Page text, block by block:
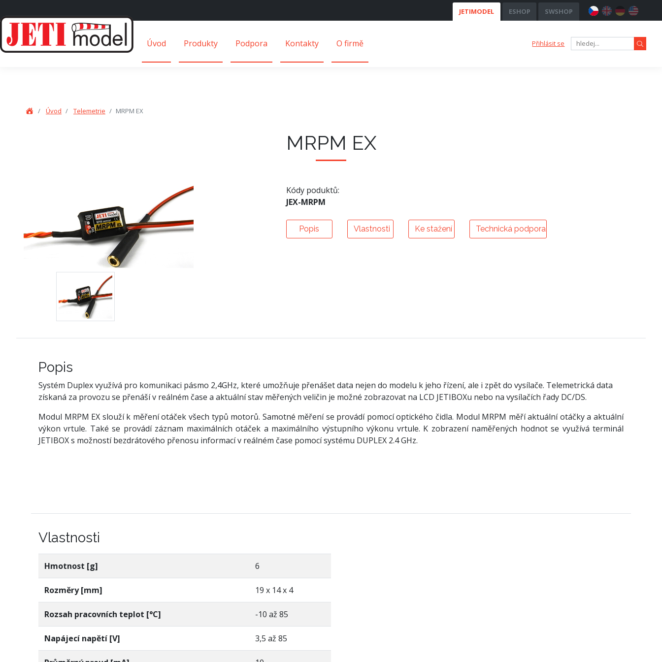
JETIMODEL ESHOP SWSHOP
Úvod Produkty Podpora Kontakty O firmě Přihlásit se
Úvod Telemetrie MRPM EX
MRPM EX
Kódy poduktů:
JEX-MRPM
Popis Vlastnosti Ke stažení Technická podpora
Popis
Systém Duplex využívá pro komunikaci pásmo 2,4GHz, které umožňuje přenášet data nejen do modelu k jeho řízení, ale i zpět do vysílače. Telemetrická data
získaná za provozu se přenáší v reálném čase a aktuální stav měřených veličin je možné zobrazovat na LCD JETIBOXu nebo na vysílačích řady DC/DS.
Modul MRPM EX slouží k měření otáček všech typů motorů. Samotné měření se provádí pomocí optického čidla. Modul MRPM měří aktuální otáčky a aktuální
výkon vrtule. Také se provádí záznam maximálních otáček a maximálního výstupního výkonu vrtule. K zobrazení naměřených hodnot se využívá terminál
JETIBOX s možností bezdrátového přenosu informací v reálném čase pomocí systému DUPLEX 2.4 GHz.
Vlastnosti
Hmotnost [g] 6
Rozměry [mm] 19 x 14 x 4
Rozsah pracovních teplot [°C] -10 až 85
Napájecí napětí [V] 3,5 až 85